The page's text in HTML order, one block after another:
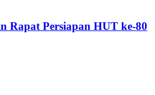
Rapat Persiapan HUT ke-80